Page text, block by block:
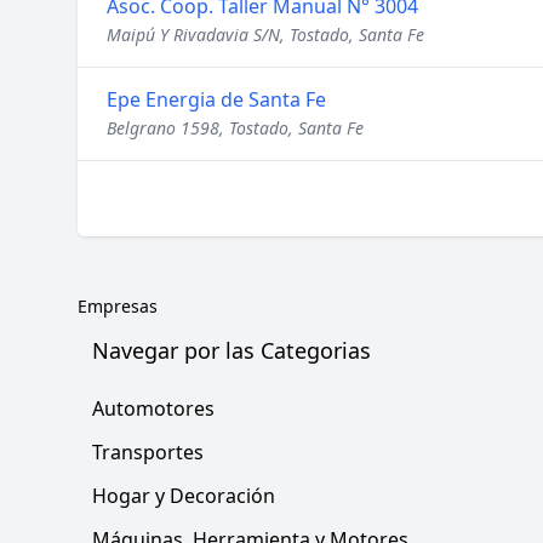
Asoc. Coop. Taller Manual N° 3004
Maipú Y Rivadavia S/N, Tostado, Santa Fe
Epe Energia de Santa Fe
Belgrano 1598, Tostado, Santa Fe
Empresas
Navegar por las Categorias
Automotores
Transportes
Hogar y Decoración